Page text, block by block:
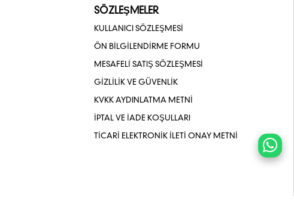
SÖZLEŞMELER
KULLANICI SÖZLEŞMESİ
ÖN BİLGİLENDİRME FORMU
MESAFELİ SATIŞ SÖZLEŞMESİ
GİZLİLİK VE GÜVENLİK
KVKK AYDINLATMA METNİ
İPTAL VE İADE KOŞULLARI
TİCARİ ELEKTRONİK İLETİ ONAY METNİ